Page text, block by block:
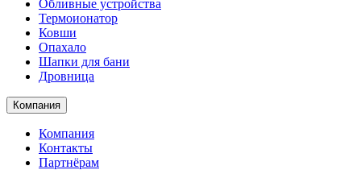
Обливные устройства
Термоионатор
Ковши
Опахало
Шапки для бани
Дровница
Компания
Компания
Контакты
Партнёрам